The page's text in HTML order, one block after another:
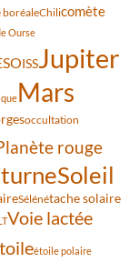
boréaleChilicomète
Ourse
ISSJupiter
Mars
occultation
rouge
Soleil
Sélénétache solaire
Voie lactée
étoile polaire